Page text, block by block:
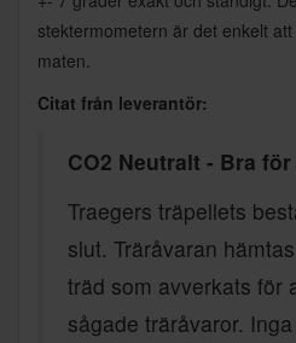
stektermometern är det enkelt
maten.
Citat från leverantör:
CO2 Neutralt - Bra
Traegers träpellets
slut. Träråvaran
träd som avverkats för
sågade träråvaror.